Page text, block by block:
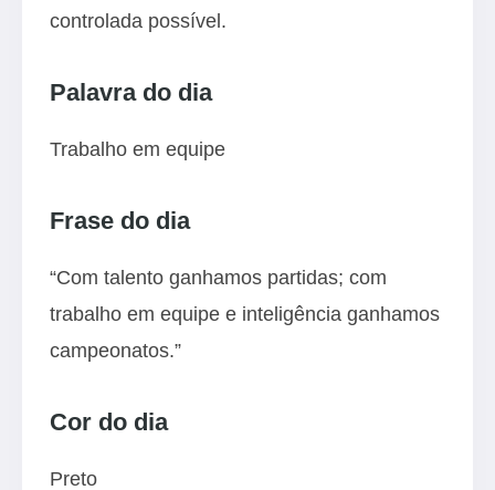
controlada possível.
Palavra do dia
Trabalho em equipe
Frase do dia
“Com talento ganhamos partidas; com
trabalho em equipe e inteligência ganhamos
campeonatos.”
Cor do dia
Preto